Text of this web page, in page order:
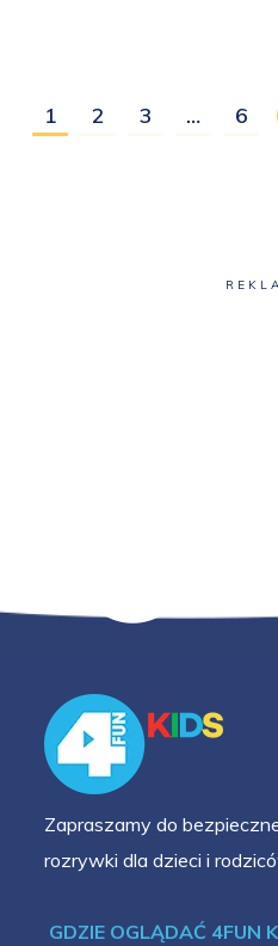
1 2 3 … 6
Zapraszamy do
rozrywki dla dzieci i
GDZIE OGLĄDAĆ 4FUN